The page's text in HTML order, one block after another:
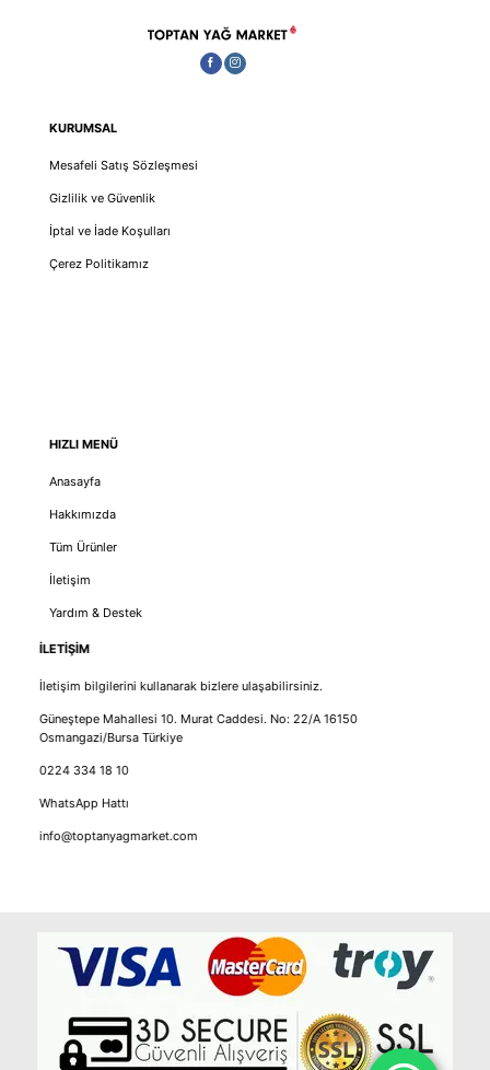
KURUMSAL
Mesafeli Satış Sözleşmesi
Gizlilik ve Güvenlik
İptal ve İade Koşulları
Çerez Politikamız
HIZLI MENÜ
Anasayfa
Hakkımızda
Tüm Ürünler
İletişim
Yardım & Destek
İLETİŞİM
İletişim bilgilerini kullanarak bizlere ulaşabilirsiniz.
Güneştepe Mahallesi 10. Murat Caddesi. No: 22/A 16150
Osmangazi/Bursa Türkiye
0224 334 18 10
WhatsApp Hattı
info@toptanyagmarket.com